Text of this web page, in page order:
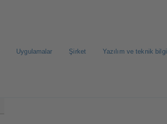
Uygulamalar Şirket Yazılım ve teknik bilgi